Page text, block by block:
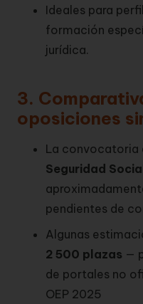
Ideales para
formación
jurídica.
3.
oposiciones
La convocatoria
Seguridad
pendientes de
Algunas
2 500 plazas —
de portales no
OEP 2025